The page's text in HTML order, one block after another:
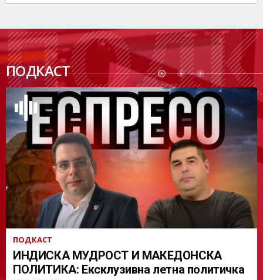
ПОДКАСТ
ПОДК
АСТ
ПОДКАСТ
ИНДИСКА МУДРОСТ И МАКЕДОНСКА
ПОЛИТИКА: Ексклузивна летна политичка